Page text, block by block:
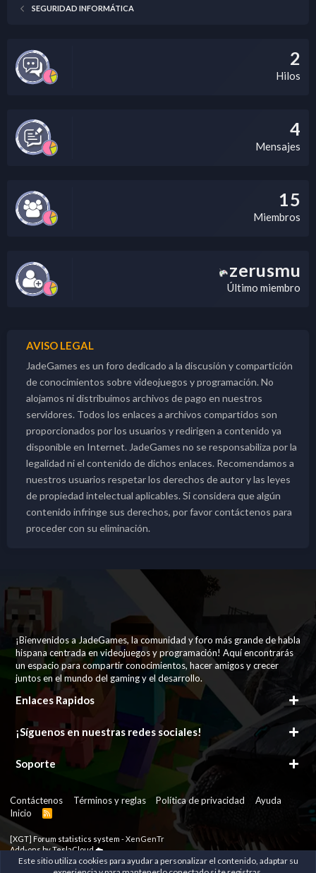
SEGURIDAD INFORMÁTICA
2
Hilos
4
Mensajes
15
Miembros
zerusmu
Último miembro
AVISO LEGAL
JadeGames es un foro dedicado a la discusión y compartición
de conocimientos sobre videojuegos y programación. No
alojamos ni distribuimos archivos de pago en nuestros
servidores. Todos los enlaces a archivos compartidos son
proporcionados por los usuarios y redirigen a contenido ya
disponible en Internet. JadeGames no se responsabiliza por la
legalidad ni el contenido de dichos enlaces. Recomendamos a
nuestros usuarios respetar los derechos de autor y las leyes
de propiedad intelectual aplicables. Si considera que algún
contenido infringe sus derechos, por favor contáctenos para
proceder con su eliminación.
¡Bienvenidos a JadeGames, la comunidad y foro más grande de habla
hispana centrada en videojuegos y programación! Aquí encontrarás
un espacio para compartir conocimientos, hacer amigos y crecer
juntos en el mundo del gaming y el desarrollo.
Enlaces Rapidos
¡Síguenos en nuestras redes sociales!
Soporte
Contáctenos Términos y reglas Política de privacidad
Ayuda
Inicio
R
[XGT] Forum statistics system - XenGenTr
Add-ons by TeslaCloud ☁️
Some of the add-ons on this site are powered byXenConcept™©2017-2026
XenConcept Ltd. (Details)
Este sitio utiliza cookies para ayudar a personalizar el contenido, adaptar su